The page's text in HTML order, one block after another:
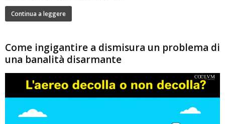
Continua a leggere
Come ingigantire a dismisura un problema di
una banalità disarmante